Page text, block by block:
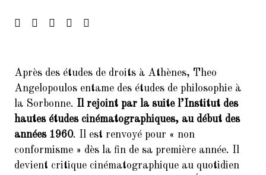
du 14ème arrondissement
7.
Inscrivez-vous à la Soirée
Présentation Service des
Relectures 22/02/2017
8.
Concert Exceptionnel en
mémoire de Jean Joinet le 26
janvier 2018 à 19h45 à la Maison
de l’Italie
Après des études de droits à Athènes, Theo
Angelopoulos entame des études de philosophie à
la Sorbonne. Il rejoint par la suite l’Institut des
hautes études cinématographiques, au début des
années 1960. Il est renvoyé pour « non
conformisme » dès la fin de sa première année. Il
devient critique cinématographique au quotidien